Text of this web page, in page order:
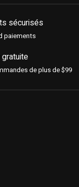
sécurisés
paiements
de plus de $99